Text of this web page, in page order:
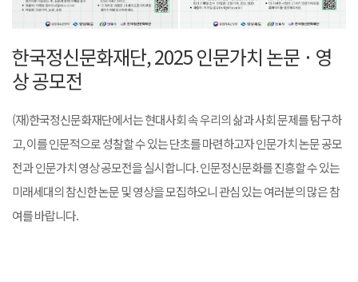
한국정신문화재단, 2025 인문가치 논문 · 영
상 공모전
(재)한국정신문화재단에서는 현대사회 속 우리의 삶과 사회 문제를 탐구하
고, 이를 인문적으로 성찰할 수 있는 단초를 마련하고자 인문가치 논문 공모
전과 인문가치 영상 공모전을 실시합니다. 인문정신문화를 진흥할 수 있는
미래세대의 참신한 논문 및 영상을 모집하오니 관심 있는 여러분의 많은 참
여를 바랍니다.